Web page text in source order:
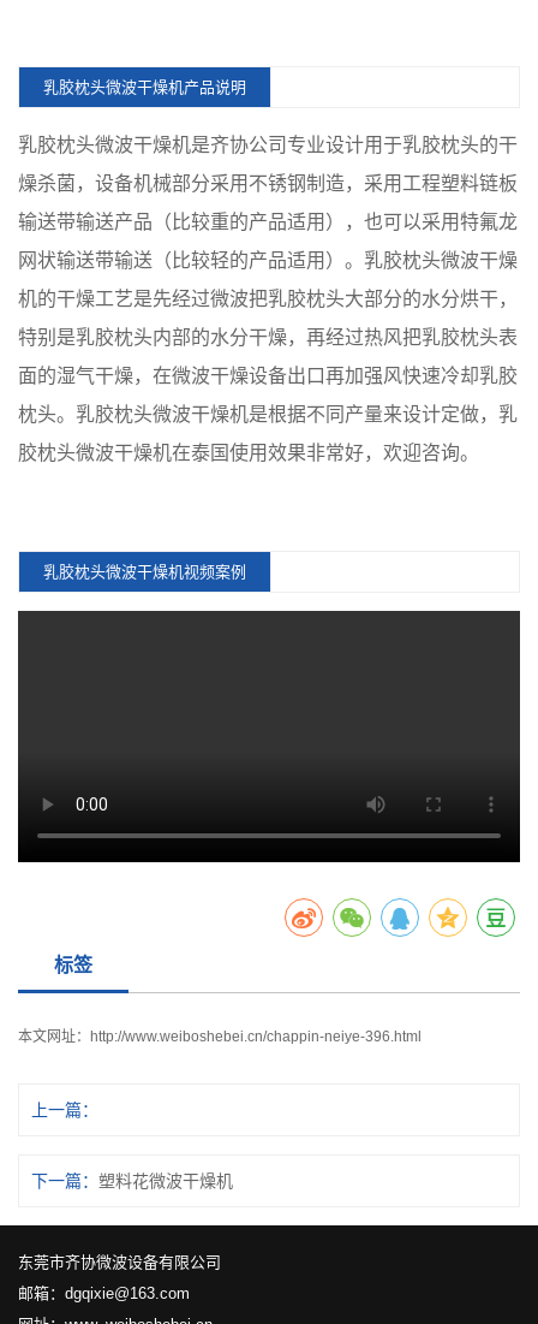
乳胶枕头微波干燥机产品说明
乳胶枕头微波干燥机是齐协公司专业设计用于乳胶枕头的干
燥杀菌，设备机械部分采用不锈钢制造，采用工程塑料链板
输送带输送产品（比较重的产品适用），也可以采用特氟龙
网状输送带输送（比较轻的产品适用）。乳胶枕头微波干燥
机的干燥工艺是先经过微波把乳胶枕头大部分的水分烘干，
特别是乳胶枕头内部的水分干燥，再经过热风把乳胶枕头表
面的湿气干燥，在微波干燥设备出口再加强风快速冷却乳胶
枕头。乳胶枕头微波干燥机是根据不同产量来设计定做，乳
胶枕头微波干燥机在泰国使用效果非常好，欢迎咨询。
乳胶枕头微波干燥机视频案例
标签
本文网址： http://www.weiboshebei.cn/chappin-neiye-396.html
上一篇：
下一篇： 塑料花微波干燥机
东莞市齐协微波设备有限公司
邮箱：dgqixie@163.com